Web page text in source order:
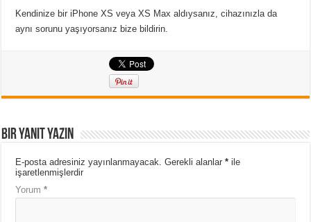
Kendinize bir iPhone XS veya XS Max aldıysanız, cihazınızla da
aynı sorunu yaşıyorsanız bize bildirin.
Bir yanıt yazın
E-posta adresiniz yayınlanmayacak. Gerekli alanlar* ile
işaretlenmişlerdir
Yorum*